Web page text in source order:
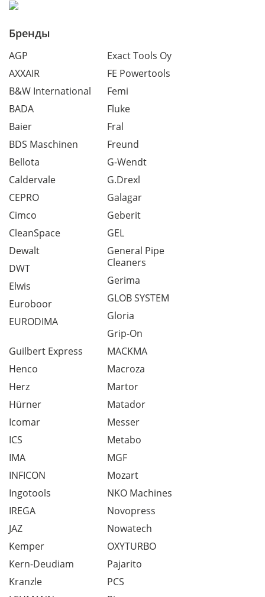
Бренды
AGP
AXXAIR
B&W International
BADA
Baier
BDS Maschinen
Bellota
Caldervale
CEPRO
Cimco
CleanSpace
Dewalt
DWT
Elwis
Euroboor
EURODIMA
Exact Tools Oy
FE Powertools
Femi
Fluke
Fral
Freund
G-Wendt
G.Drexl
Galagar
Geberit
GEL
General Pipe
Cleaners
Gerima
GLOB SYSTEM
Gloria
Grip-On
Guilbert Express
Henco
Herz
Hürner
Icomar
ICS
IMA
INFICON
Ingotools
IREGA
JAZ
Kemper
Kern-Deudiam
Kranzle
MACKMA
Macroza
Martor
Matador
Messer
Metabo
MGF
Mozart
NKO Machines
Novopress
Nowatech
OXYTURBO
Pajarito
PCS